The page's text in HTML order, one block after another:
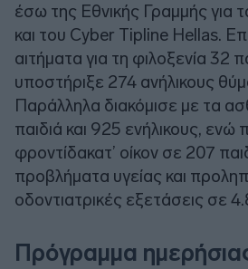
έσω της Εθνικής Γραμμής για
και του Cyber Tipline Hellas.
αιτήματα για τη φιλοξενία 32
υποστήριξε 274 ανήλικους
Παράλληλα διακόμισε με τα
παιδιά και 925 ενήλικους, ενώ
φροντίδακατ’ οίκον σε 207
προβλήματα υγείας και
οδοντιατρικές εξετάσεις σε
Πρόγραμμα